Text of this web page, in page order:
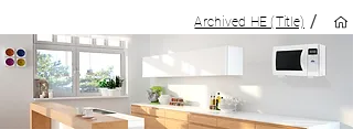
/
Archived HE (Title)